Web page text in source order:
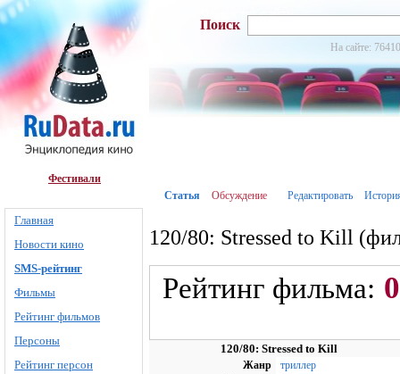
Фестивали
Главная
Новости кино
SMS-рейтинг
Фильмы
Рейтинг фильмов
Персоны
Рейтинг персон
Поиск
На сайте:
Статья Обсуждение Редактировать
120/80: Stressed to Kill
Рейтинг фильма: 0
120/80: Stressed to Kill
Жанр
триллер